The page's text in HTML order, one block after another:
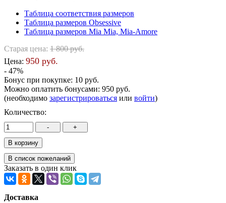
Таблица соответствия размеров
Таблица размеров Obsessive
Таблица размеров Mia Mia, Mia-Amore
Старая цена: 1 800 руб.
Цена: 950 руб.
- 47%
Бонус при покупке: 10 руб.
Можно оплатить бонусами: 950 руб.
(необходимо зарегистрироваться или войти)
Количество:
Заказать в один клик
Доставка